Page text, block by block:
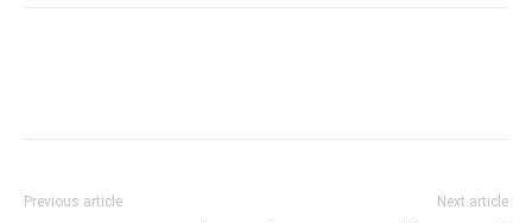
Previous article Next article